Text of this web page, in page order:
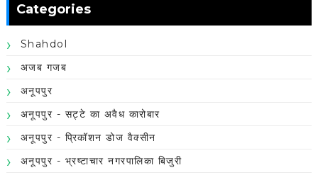
Categories
Shahdol
अजब गजब
अनूपपुर
अनूपपुर - सट्टे का अवैध कारोबार
अनूपपुर - प्रिकॉशन डोज वैक्सीन
अनूपपुर - भ्रष्टाचार नगरपालिका बिजुरी